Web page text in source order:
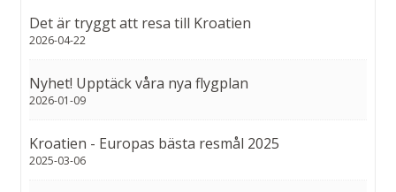
Det är tryggt att resa till Kroatien
2026-04-22
Nyhet! Upptäck våra nya flygplan
2026-01-09
Kroatien - Europas bästa resmål 2025
2025-03-06